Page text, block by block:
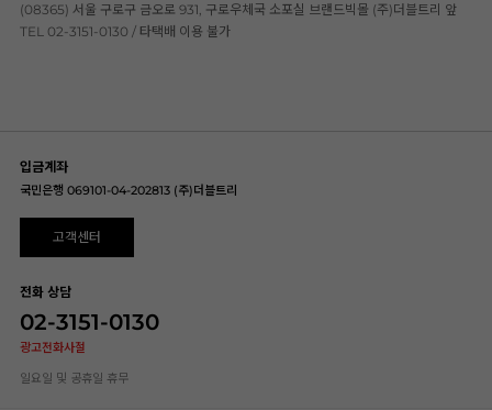
(08365) 서울 구로구 금오로 931, 구로우체국 소포실 브랜드빅몰 (주)더블트리 앞
TEL 02-3151-0130 / 타택배 이용 불가
입금계좌
국민은행 069101-04-202813 (주)더블트리
고객센터
전화 상담
02-3151-0130
광고전화사절
일요일 및 공휴일 휴무